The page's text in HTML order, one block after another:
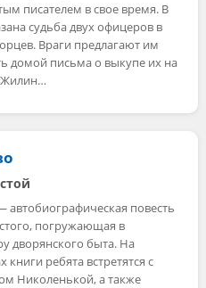
писателем в свое время. В
судьба двух офицеров в
Враги предлагают им
домой письма о выкупе их на
Жилин…
автобиографическая повесть
погружающая в
дворянского быта. На
книги ребята встретятся с
Николенькой, а также